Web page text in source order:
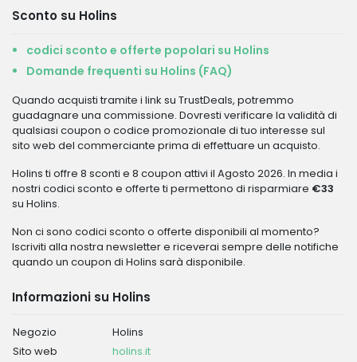
Sconto su Holins
codici sconto e offerte popolari su Holins
Domande frequenti su Holins (FAQ)
Quando acquisti tramite i link su TrustDeals, potremmo
guadagnare una commissione. Dovresti verificare la validità di
qualsiasi coupon o codice promozionale di tuo interesse sul
sito web del commerciante prima di effettuare un acquisto.
Holins ti offre 8 sconti e 8 coupon attivi il Agosto 2026. In media i
nostri codici sconto e offerte ti permettono di risparmiare €33
su Holins.
Non ci sono codici sconto o offerte disponibili al momento?
Iscriviti alla nostra newsletter e riceverai sempre delle notifiche
quando un coupon di Holins sarà disponibile.
Informazioni su Holins
Negozio
Holins
Sito web
holins.it